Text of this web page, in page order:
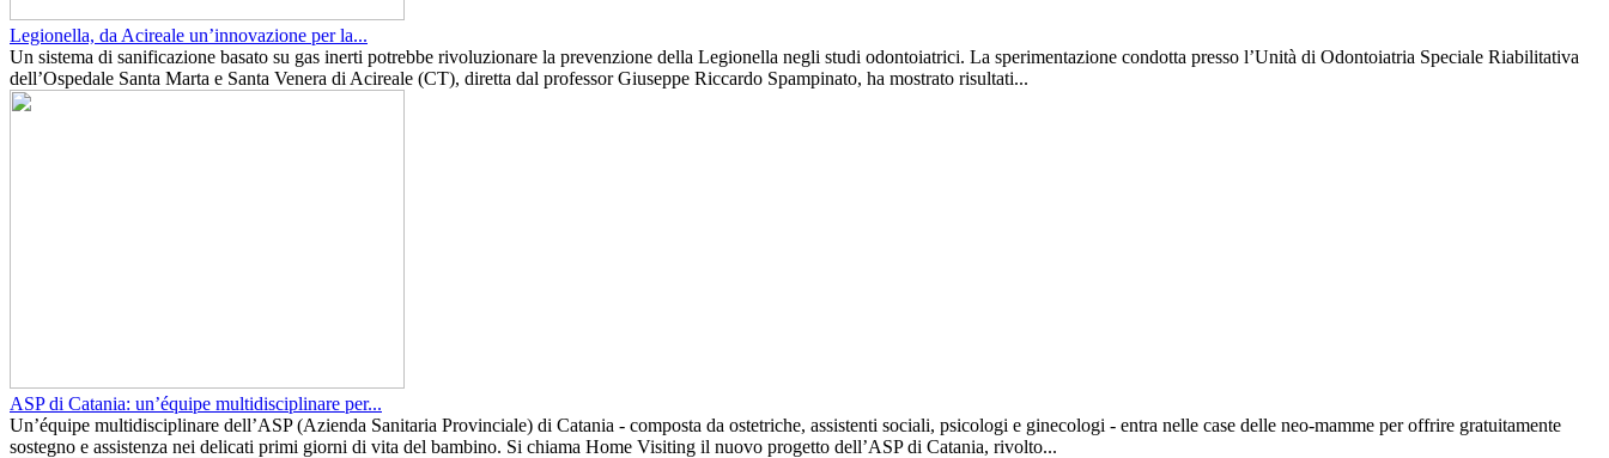
Legionella, da Acireale un’innovazione per la...
Un sistema di sanificazione basato su gas inerti potrebbe rivoluzionare la prevenzione della Legionella negli studi odontoiatrici. La sperimentazione condotta presso l’Unità di Odontoiatria Speciale Riabilitativa
dell’Ospedale Santa Marta e Santa Venera di Acireale (CT), diretta dal professor Giuseppe Riccardo Spampinato, ha mostrato risultati...
ASP di Catania: un’équipe multidisciplinare per...
Un’équipe multidisciplinare dell’ASP (Azienda Sanitaria Provinciale) di Catania - composta da ostetriche, assistenti sociali, psicologi e ginecologi - entra nelle case delle neo-mamme per offrire gratuitamente
sostegno e assistenza nei delicati primi giorni di vita del bambino. Si chiama Home Visiting il nuovo progetto dell’ASP di Catania, rivolto...